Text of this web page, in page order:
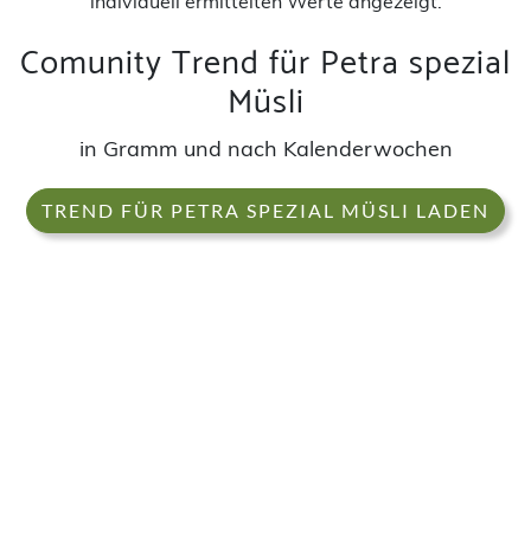
Comunity Trend für Petra spezial
Müsli
in Gramm und nach Kalenderwochen
TREND FÜR PETRA SPEZIAL MÜSLI LADEN